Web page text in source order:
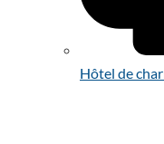
Hôtel de